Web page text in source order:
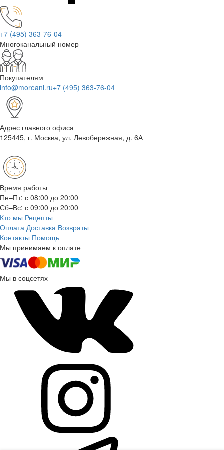
+7 (495) 363-76-04
Многоканальный номер
Покупателям
info@moreani.ru+7 (495) 363-76-04
Адрес главного офиса
125445, г. Москва, ул. Левобережная, д. 6А
Время работы
Пн–Пт: с 08:00 до 20:00
Сб–Вс: с 09:00 до 20:00
Кто мы Рецепты
Оплата Доставка Возвраты
Контакты Помощь
Мы принимаем к оплате
Мы в соцсетях